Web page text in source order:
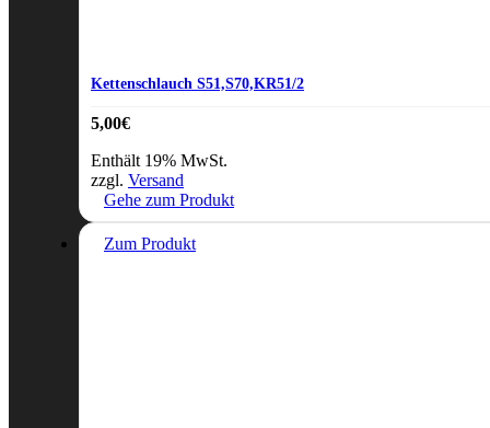
Kettenschlauch S51,S70,KR51/2
5,00€
Enthält 19% MwSt.
zzgl. Versand
Gehe zum Produkt
Zum Produkt